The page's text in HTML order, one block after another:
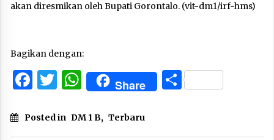
akan diresmikan oleh Bupati Gorontalo. (vit-dm1/irf-hms)
Bagikan dengan:
Facebook
Twitter
WhatsApp
Share Share
Posted in DM 1 B, Terbaru